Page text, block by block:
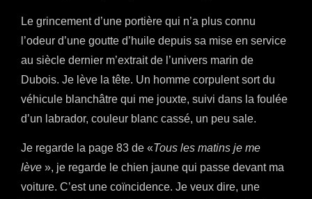
Le grincement d’une portière qui n’a plus connu
l’odeur d’une goutte d’huile depuis sa mise en service
au siècle dernier m’extrait de l’univers marin de
Dubois. Je lève la tête. Un homme corpulent sort du
véhicule blanchâtre qui me jouxte, suivi dans la foulée
d’un labrador, couleur blanc cassé, un peu sale.
Je regarde la page 83 de «Tous les matins je me
lève », je regarde le chien jaune qui passe devant ma
voiture. C’est une coïncidence. Je veux dire, une